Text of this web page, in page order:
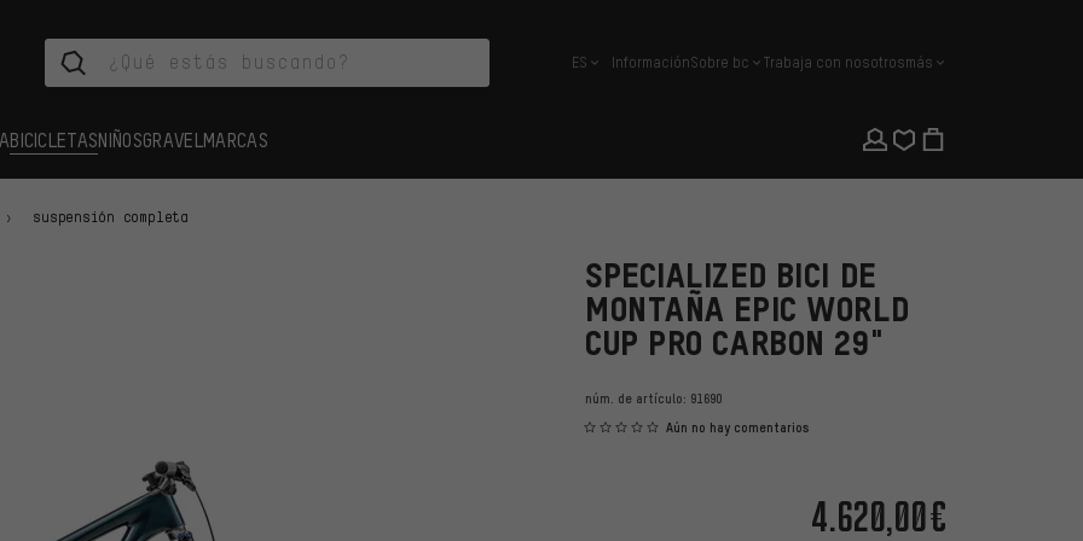
español
ES InformaciónSobre bc Trabaja con nosotrosmás
BICICLETASNIÑOSGRAVEL MARCAS
suspensión completa
SPECIALIZED BICI DE
MONTAÑA EPIC WORLD
CUP PRO CARBON 29"
núm. de artículo: 91690
Aún no hay comentarios
4.620,00€